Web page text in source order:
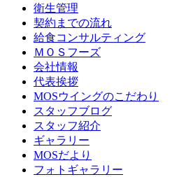
衛生管理
契約までの流れ
給食コンサルティング
ＭＯＳフーズ
会社情報
代表挨拶
MOSウイングのこだわり
スタッフブログ
スタッフ紹介
ギャラリー
MOSだより
フォトギャラリー